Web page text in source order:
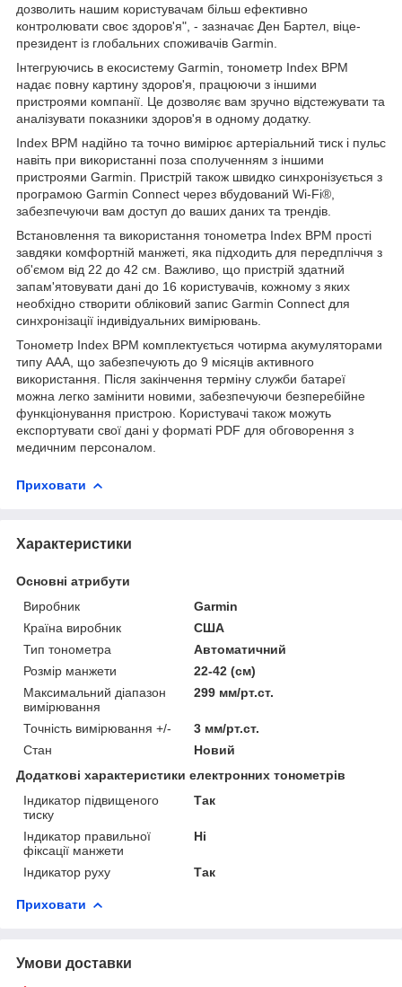
дозволить нашим користувачам більш ефективно
контролювати своє здоров'я", - зазначає Ден Бартел, віце-
президент із глобальних споживачів Garmin.
Інтегруючись в екосистему Garmin, тонометр Index BPM
надає повну картину здоров'я, працюючи з іншими
пристроями компанії. Це дозволяє вам зручно відстежувати та
аналізувати показники здоров'я в одному додатку.
Index BPM надійно та точно вимірює артеріальний тиск і пульс
навіть при використанні поза сполученням з іншими
пристроями Garmin. Пристрій також швидко синхронізується з
програмою Garmin Connect через вбудований Wi-Fi®,
забезпечуючи вам доступ до ваших даних та трендів.
Встановлення та використання тонометра Index BPM прості
завдяки комфортній манжеті, яка підходить для передпліччя з
об'ємом від 22 до 42 см. Важливо, що пристрій здатний
запам'ятовувати дані до 16 користувачів, кожному з яких
необхідно створити обліковий запис Garmin Connect для
синхронізації індивідуальних вимірювань.
Тонометр Index BPM комплектується чотирма акумуляторами
типу ААА, що забезпечують до 9 місяців активного
використання. Після закінчення терміну служби батареї
можна легко замінити новими, забезпечуючи безперебійне
функціонування пристрою. Користувачі також можуть
експортувати свої дані у форматі PDF для обговорення з
медичним персоналом.
Приховати
Характеристики
Основні атрибути
Виробник
Garmin
Країна виробник
США
Тип тонометра
Автоматичний
Розмір манжети
22-42 (см)
Максимальний діапазон
вимірювання
299 мм/рт.ст.
Точність вимірювання +/-
3 мм/рт.ст.
Стан
Новий
Додаткові характеристики електронних тонометрів
Індикатор підвищеного
тиску
Так
Індикатор правильної
фіксації манжети
Ні
Індикатор руху Так
Приховати
Умови доставки